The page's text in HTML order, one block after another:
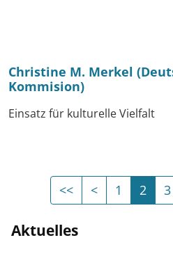
Christine M. Merkel
Kommision)
Einsatz für kulturelle Vielfalt
<<Erste Seite
<Vorherige
1 2 3
Aktuelles